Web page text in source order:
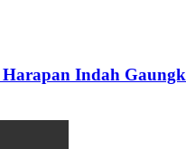
Indah